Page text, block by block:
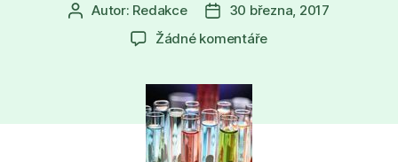
Autor
příspěvku
Autor: Redakce
Datum
příspěvku
30 března, 2017
Žádné komentářeu